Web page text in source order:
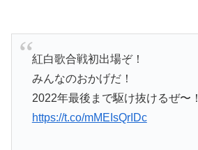
紅白歌合戦初出場ぞ！
みんなのおかげだ！
2022年最後まで駆け抜けるぜ〜！
https://t.co/mMEIsQrIDc